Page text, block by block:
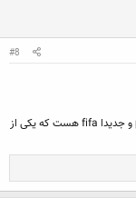
#8
من اصلا فوتبالی نيستم ولی داداشم تو کار اديت بازی های pes و جديدا fifa هست که يکی از